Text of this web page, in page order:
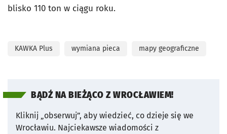
blisko 110 ton w ciągu roku.
KAWKA Plus wymiana pieca mapy geograficzne
BĄDŹ NA BIEŻĄCO Z WROCŁAWIEM!
Kliknij „obserwuj”, aby wiedzieć, co dzieje się we
Wrocławiu. Najciekawsze wiadomości z